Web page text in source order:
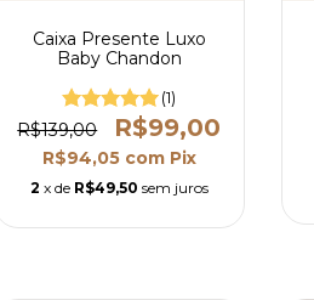
Caixa Presente Luxo
Baby Chandon
(1)
R$139,00 R$99,00
R$94,05 com Pix
2 x de R$49,50 sem juros